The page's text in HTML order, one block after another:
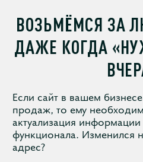
ВОЗЬМЁМСЯ ЗА
ДАЖЕ КОГДА
Если сайт в вашем
продаж, то ему
актуализация
функционала. Изменился
адрес?